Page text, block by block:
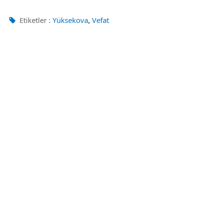
Etiketler : Yüksekova, Vefat